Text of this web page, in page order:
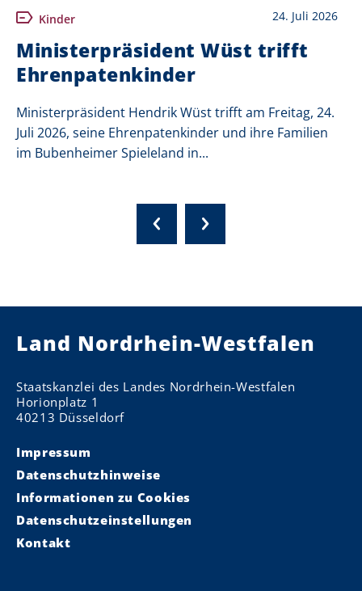
Kinder 24. Juli 2026
Ministerpräsident Wüst trifft
Ehrenpatenkinder
Ministerpräsident Hendrik Wüst trifft am Freitag, 24.
Juli 2026, seine Ehrenpatenkinder und ihre Familien
im Bubenheimer Spieleland in...
Land Nordrhein-Westfalen
Staatskanzlei des Landes Nordrhein-Westfalen
Horionplatz 1
40213 Düsseldorf
Impressum
Datenschutzhinweise
Informationen zu Cookies
Datenschutzeinstellungen
Kontakt